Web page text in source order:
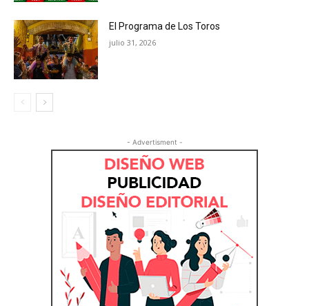
El Programa de Los Toros
julio 31, 2026
- Advertisment -